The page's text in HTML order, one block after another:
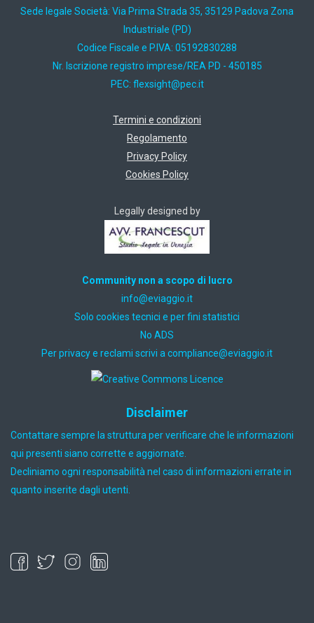
Sede legale Società: Via Prima Strada 35, 35129 Padova Zona
Industriale (PD)
Codice Fiscale e P.IVA: 05192830288
Nr. Iscrizione registro imprese/REA PD - 450185
PEC: ti.cep@thgisxelf
Termini e condizioni
Regolamento
Privacy Policy
Cookies Policy
Legally designed by
Community non a scopo di lucro
ti.oiggaive@ofni
Solo cookies tecnici e per fini statistici
No ADS
Per privacy e reclami scrivi a ti.oiggaive@ecnailpmoc
Disclaimer
Contattare sempre la struttura per verificare che le informazioni
qui presenti siano corrette e aggiornate.
Decliniamo ogni responsabilità nel caso di informazioni errate in
quanto inserite dagli utenti.